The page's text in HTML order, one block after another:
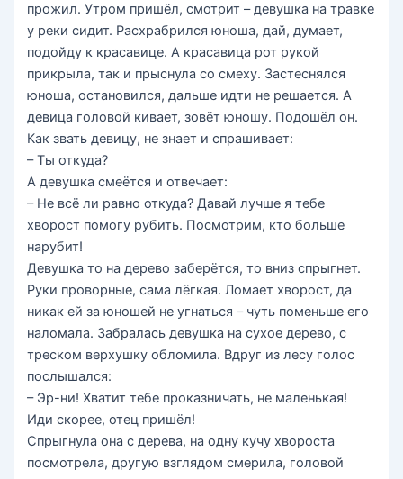
прожил. Утром пришёл, смотрит – девушка на травке
у реки сидит. Расхрабрился юноша, дай, думает,
подойду к красавице. А красавица рот рукой
прикрыла, так и прыснула со смеху. Застеснялся
юноша, остановился, дальше идти не решается. А
девица головой кивает, зовёт юношу. Подошёл он.
Как звать девицу, не знает и спрашивает:
– Ты откуда?
А девушка смеётся и отвечает:
– Не всё ли равно откуда? Давай лучше я тебе
хворост помогу рубить. Посмотрим, кто больше
нарубит!
Девушка то на дерево заберётся, то вниз спрыгнет.
Руки проворные, сама лёгкая. Ломает хворост, да
никак ей за юношей не угнаться – чуть поменьше его
наломала. Забралась девушка на сухое дерево, с
треском верхушку обломила. Вдруг из лесу голос
послышался:
– Эр-ни! Хватит тебе проказничать, не маленькая!
Иди скорее, отец пришёл!
Спрыгнула она с дерева, на одну кучу хвороста
посмотрела, другую взглядом смерила, головой